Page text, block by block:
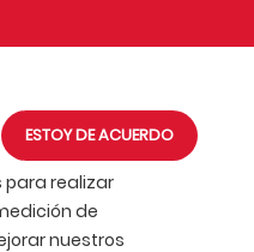
ESTOY DE ACUERDO
para realizar
de
nuestros